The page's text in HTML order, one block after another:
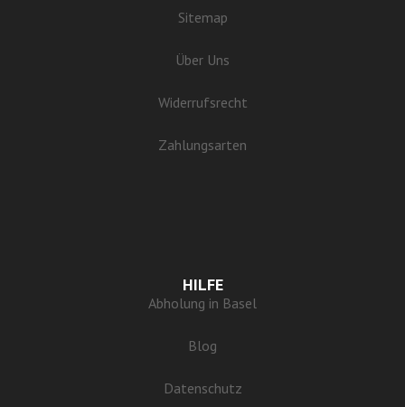
Sitemap
Über Uns
Widerrufsrecht
Zahlungsarten
HILFE
Abholung in Basel
Blog
Datenschutz